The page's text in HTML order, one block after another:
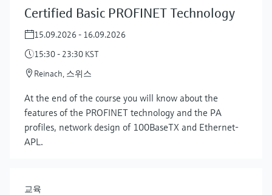
Certified Basic PROFINET Technology
15.09.2026 - 16.09.2026
15:30 - 23:30 KST
Reinach, 스위스
At the end of the course you will know about the
features of the PROFINET technology and the PA
profiles, network design of 100BaseTX and Ethernet-
APL.
교육